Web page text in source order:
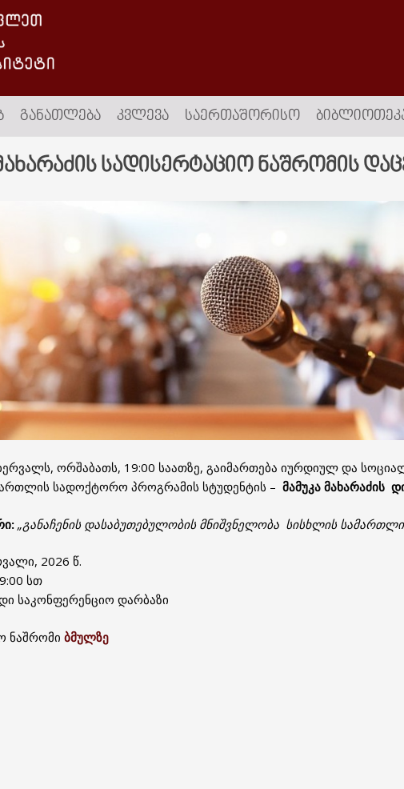
ᲒᲐᲜᲐᲗᲚᲔᲑᲐ ᲙᲕᲚᲔᲕᲐ ᲡᲐᲔᲠᲗᲐᲨᲝᲠᲘᲡᲝ
სადისერტაციო ნაშრომის
ორშაბათს, 19:00 საათზე, გაიმართება იურდიულ და
სადოქტორო პროგრამის სტუდენტის – მამუკა მახარაძის
„განაჩენის დასაბუთებულობის მნიშვნელობა სისხლის
2026 წ.
სთ
საკონფერენციო დარბაზი
ნაშრომი ბმულზე